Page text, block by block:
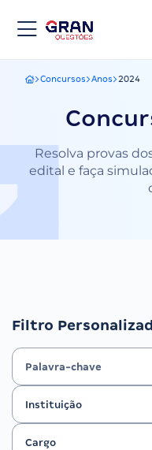
Gran Questões
Concursos Anos 2024
Resolva provas
edital e faça
Filtro
Instituição
Instituição
Cargo
Cargo